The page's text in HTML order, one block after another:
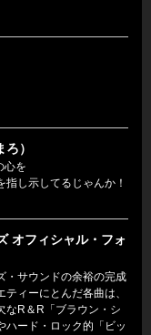
）
心を
し示してるじゃんか！
オフィシャル・フォ
・サウンドの余裕の完成
ィーにとんだ各曲は、
なR＆R「ブラウン・シ
ハード・ロック的「ビッ